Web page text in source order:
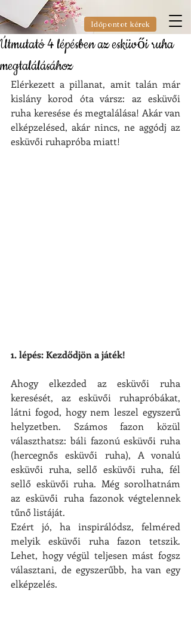
Időpontot kérek
Útmutató 4 lépésben az esküvői ruha
megtalálásához
Elérkezett a pillanat, amit talán már
kislány korod óta vársz: az esküvői
ruha keresése és megtalálása! Akár van
elképzelésed, akár nincs, ne aggódj az
esküvői ruhapróba miatt!
1. lépés: Kezdődjön a játék!
Ahogy elkezded az esküvői ruha
keresését, az esküvői ruhapróbákat,
látni fogod, hogy nem leszel egyszerű
helyzetben. Számos fazon közül
választhatsz: báli fazonú esküvői ruha
(hercegnős esküvői ruha), A vonalú
esküvői ruha, sellő esküvői ruha, fél
sellő esküvői ruha. Még sorolhatnám
az esküvői ruha fazonok végtelennek
tűnő listáját.
Ezért jó, ha inspirálódsz, felméred
melyik esküvői ruha fazon tetszik.
Lehet, hogy végül teljesen mást fogsz
választani, de egyszerűbb, ha van egy
elképzelés.